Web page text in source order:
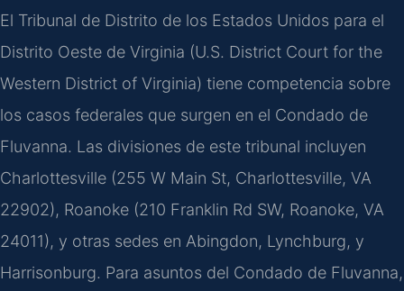
El Tribunal de Distrito de los Estados Unidos para el
Distrito Oeste de Virginia (U.S. District Court for the
Western District of Virginia) tiene competencia sobre
los casos federales que surgen en el Condado de
Fluvanna. Las divisiones de este tribunal incluyen
Charlottesville (255 W Main St, Charlottesville, VA
22902), Roanoke (210 Franklin Rd SW, Roanoke, VA
24011), y otras sedes en Abingdon, Lynchburg, y
Harrisonburg. Para asuntos del Condado de Fluvanna,